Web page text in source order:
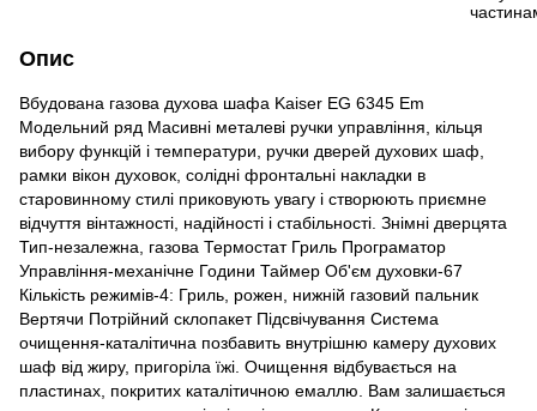
Опис
Вбудована газова духова шафа Kaiser EG 6345 Em
Модельний ряд Масивні металеві ручки управління, кільця
вибору функцій і температури, ручки дверей духових шаф,
рамки вікон духовок, солідні фронтальні накладки в
старовинному стилі приковують увагу і створюють приємне
відчуття вінтажності, надійності і стабільності. Знімні дверцята
Тип-незалежна, газова Термостат Гриль Програматор
Управління-механічне Години Таймер Об'єм духовки-67
Кількість режимів-4: Гриль, рожен, нижній газовий пальник
Вертячи Потрійний склопакет Підсвічування Система
очищення-каталітична позбавить внутрішню камеру духових
шаф від жиру, пригоріла їжі. Очищення відбувається на
пластинах, покритих каталітичною емаллю. Вам залишається